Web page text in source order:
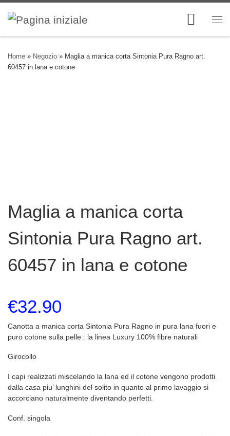
Skip to content
Home » Negozio » Maglia a manica corta Sintonia Pura Ragno art.
60457 in lana e cotone
Maglia a manica corta
Sintonia Pura Ragno art.
60457 in lana e cotone
€32.90
Canotta a manica corta Sintonia Pura Ragno in pura lana fuori e
puro cotone sulla pelle : la linea Luxury 100% fibre naturali
Girocollo
I capi realizzati miscelando la lana ed il cotone vengono prodotti
dalla casa piu’ lunghini del solito in quanto al primo lavaggio si
accorciano naturalmente diventando perfetti.
Conf. singola